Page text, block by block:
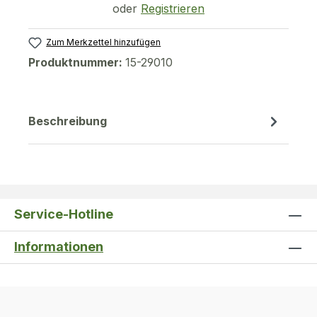
oder Registrieren
Zum Merkzettel hinzufügen
Produktnummer: 15-29010
Beschreibung
Service-Hotline
Informationen